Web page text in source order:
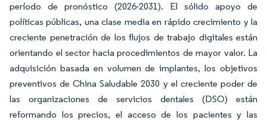
período de pronóstico (2026-2031). El sólido apoyo de
políticas públicas, una clase media en rápido crecimiento y la
creciente penetración de los flujos de trabajo digitales están
orientando el sector hacia procedimientos de mayor valor. La
adquisición basada en volumen de implantes, los objetivos
preventivos de China Saludable 2030 y el creciente poder de
las organizaciones de servicios dentales (DSO) están
reformando los precios, el acceso de los pacientes y las